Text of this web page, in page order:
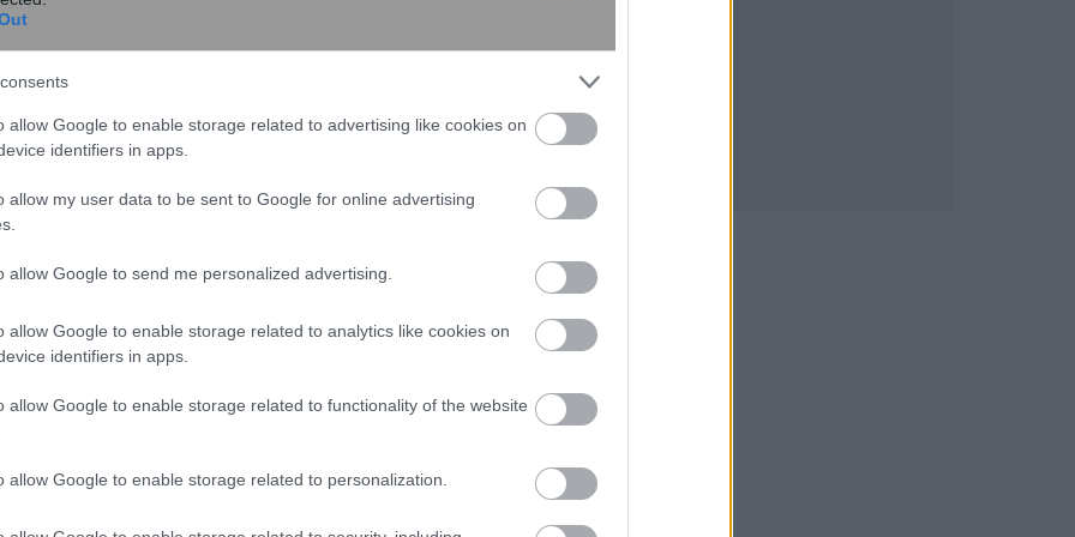
allow Google to enable storage related to advertising like cookies on
identifiers in apps.
allow my user data to be sent to Google for online advertising
allow Google to send me personalized advertising.
allow Google to enable storage related to analytics like cookies on
identifiers in apps.
allow Google to enable storage related to functionality of the website
allow Google to enable storage related to personalization.
το απόγευμα στη Θεσσαλονίκη, θα συναντηθεί
για να ενημερωθεί σχετικά με τα στοιχεία που
χώρα τη Γερμανία, και στη συνέχεια θα
καθιερωμένη βόλτα.
για το επόμενο διάστημα στην ομιλία του
Διεθνούς Έκθεσης, η οποία θα πραγματοποιηθεί
θα συνέντευξη Τύπου, στο συνεδριακό κέντρο «Ι.